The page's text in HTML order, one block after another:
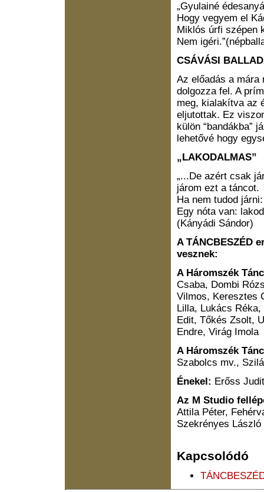
„Gyulainé
Hogy vegyem el
Miklós úrfi szépen
Nem
CSÁVÁSI
Az előadás a
dolgozza fel. A
meg, kialakítva az
eljutottak. Ez
külön “bandákba”
lehetővé hogy
„LAKODALMAS”
„...De azért csak
járom ezt a táncot.
Ha nem tudod
Egy nóta van:
(Kányádi Sándor)
A TÁNCBESZÉD
vesznek:
A Háromszék
Csaba, Dombi
Vilmos, Keresztes
Lilla, Lukács
Edit, Tőkés Zsolt,
Endre, Virág Imola
A Háromszék
Szabolcs mv.,
Énekel: Erőss Judit
Az M Studio
Attila Péter,
Szekrényes László
Kapcsolódó